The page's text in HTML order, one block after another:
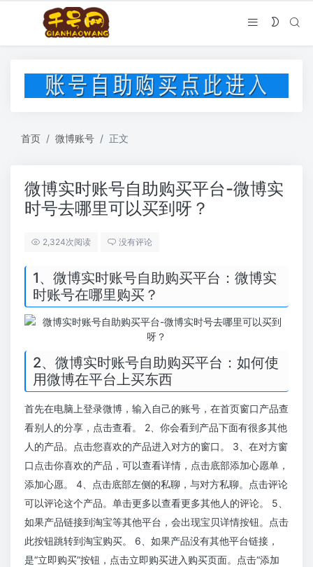
首页 微博账号 正文
微博实时账号自助购买平台-微博实
时号去哪里可以买到呀？
2,324次阅读 没有评论
1、微博实时账号自助购买平台：微博实
时账号在哪里购买？
2、微博实时账号自助购买平台：如何使
用微博在平台上买东西
首先在电脑上登录微博，输入自己的账号，在首页窗口产品查
看别人的分享，点击查看。 2、你会看到产品下面有很多其他
人的产品。点击您喜欢的产品进入对方的窗口。 3、在对方窗
口点击你喜欢的产品，可以查看详情，点击底部添加心愿单，
添加心愿。 4、点击底部左侧的私聊，与对方私聊。点击评论
可以评论这个产品。单击更多以查看更多其他人的评论。 5、
如果产品链接到淘宝等其他平台，会出现宝贝详情按钮。点击
此按钮跳转到淘宝购买。 6、如果产品没有其他平台链接，
是“立即购买”按钮，点击立即购买进入购买页面。点击“添加